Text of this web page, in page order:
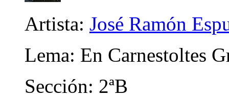
Artista: José Ramón
Lema: En Carnestoltes
Sección: 2ªB